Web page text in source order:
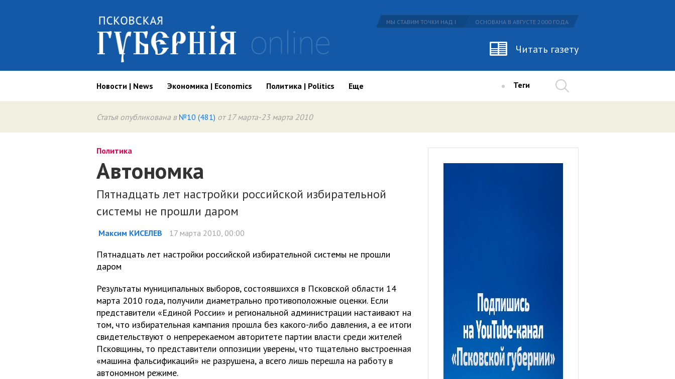
МЫ СТАВИМ ТОЧКИ НАД I ОСНОВАНА В АВГУСТЕ 2000 ГОДА
Читать газету
Новости | News Экономика | Economics Политика | Politics Еще Теги
Статья опубликована в №10 (481) от 17 марта-23 марта 2010
Политика
Автономка
Пятнадцать лет настройки российской избирательной
системы не прошли даром
Максим КИСЕЛЕВ 17 марта 2010, 00:00
Пятнадцать лет настройки российской избирательной системы не прошли
даром
Результаты муниципальных выборов, состоявшихся в Псковской области 14
марта 2010 года, получили диаметрально противоположные оценки. Если
представители «Единой России» и региональной администрации настаивают на
том, что избирательная кампания прошла без какого-либо давления, а ее итоги
свидетельствуют о непререкаемом авторитете партии власти среди жителей
Псковщины, то представители оппозиции уверены, что тщательно выстроенная
«машина фальсификаций» не разрушена, а всего лишь перешла на работу в
автономном режиме.